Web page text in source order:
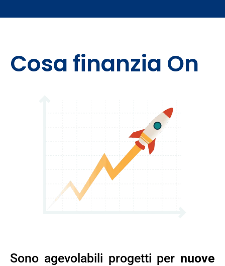
Cosa finanzia On
Sono agevolabili progetti per nuove